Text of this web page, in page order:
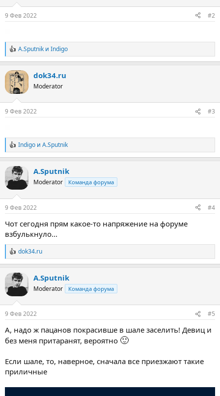
9 Фев 2022 #2
Р
е
к
ц
и
A.Sputnik и Indigo
dok34.ru
Moderator
9 Фев 2022 #3
Р
е
ц
и
Indigo и A.Sputnik
A.Sputnik
Moderator Команда форума
9 Фев 2022 #4
Чот сегодня прям какое-то напряжение на форуме
взбулькнуло...
Р
е
ц
и
dok34.ru
A.Sputnik
Moderator Команда форума
9 Фев 2022 #5
А, надо ж пацанов покрасивше в шале заселить! Девиц и
без меня притаранят, вероятно 🙂
Если шале, то, наверное, сначала все приезжают такие
приличные